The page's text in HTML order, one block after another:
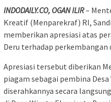
INDODAILY.CO, OGAN ILIR–
Kreatif (Menparekraf) RI,
memberikan apresiasi atas
Deru terhadap perkembangan
Apresiasi tersebut diberikan
piagam sebagai pembina
diserahkannya secara